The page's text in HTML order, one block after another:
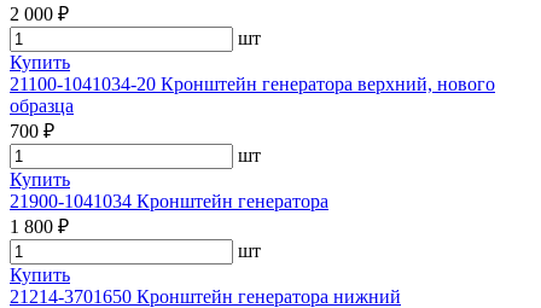
2 000 ₽
шт
Купить
21100-1041034-20 Кронштейн генератора верхний, нового
образца
700 ₽
шт
Купить
21900-1041034 Кронштейн генератора
1 800 ₽
шт
Купить
21214-3701650 Кронштейн генератора нижний